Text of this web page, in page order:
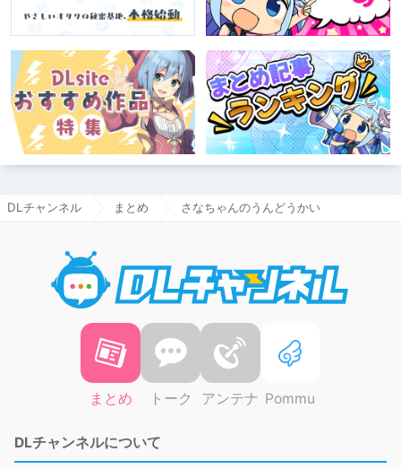
DLチャンネル まとめ さなちゃんのうんどうかい
まとめ トーク アンテナ Pommu
DLチャンネルについて